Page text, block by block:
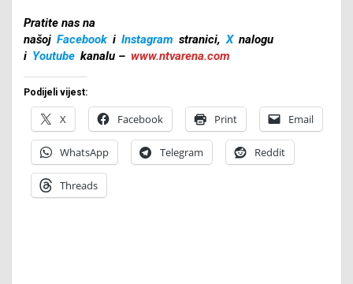
Pratite nas na
našoj Facebook i Instagram stranici, X nalogu
i Youtube kanalu – www.ntvarena.com
Podijeli vijest:
X Facebook Print Email
WhatsApp Telegram Reddit
Threads